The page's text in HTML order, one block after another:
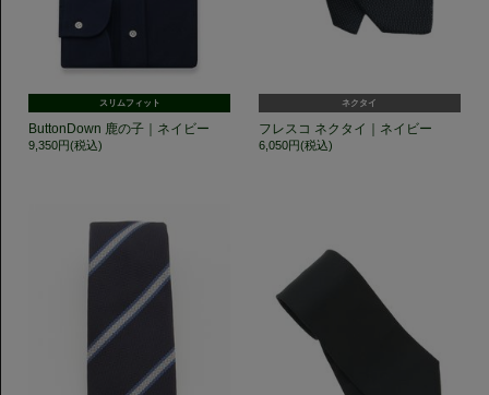
スリムフィット
ButtonDown 鹿の子｜ネイビー
9,350円(税込)
ネクタイ
フレスコ ネクタイ｜ネイビー
6,050円(税込)